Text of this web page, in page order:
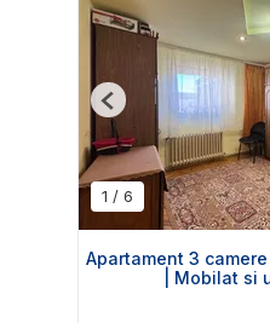
1 / 6
Previous
Apartament 3
| Mobilat si